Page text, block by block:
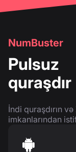
NumBuster
Pulsuz
quraşdır
İndi quraşdırın
imkanlarından